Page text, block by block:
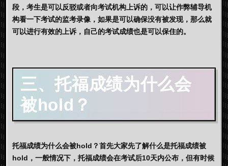
段，考生是可以反驳或者向考试机构上诉的，可以让作弊辅导机
构看一下考试的监考录像，如果是可以确保没有被发现，那么就
可以进行有效的上诉，自己的考试成绩也是可以保住的。
三、托福成绩为什么会
被hold？
托福成绩为什么会被hold？首先大家先了解什么是托福成绩被
hold，一般情况下，托福成绩会在考试后10天内公布，但有时候